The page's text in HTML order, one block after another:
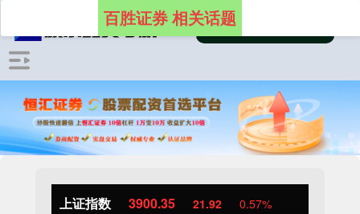
上证指数 3900.35 21.92 0.57%
百胜证券 相关话题